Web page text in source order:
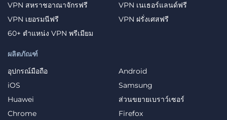
ผลิตภัณฑ์
อุปกรณ์มือถือ
Android
iOS
Samsung
Huawei
ส่วนขยายเบราว์เซอร์
Chrome
Firefox
VPN สหราชอาณาจักรฟรี
VPN เนเธอร์แลนด์ฟรี
VPN เยอรมนีฟรี
VPN ฝรั่งเศสฟรี
60+ ตำแหน่ง VPN พรีเมียม